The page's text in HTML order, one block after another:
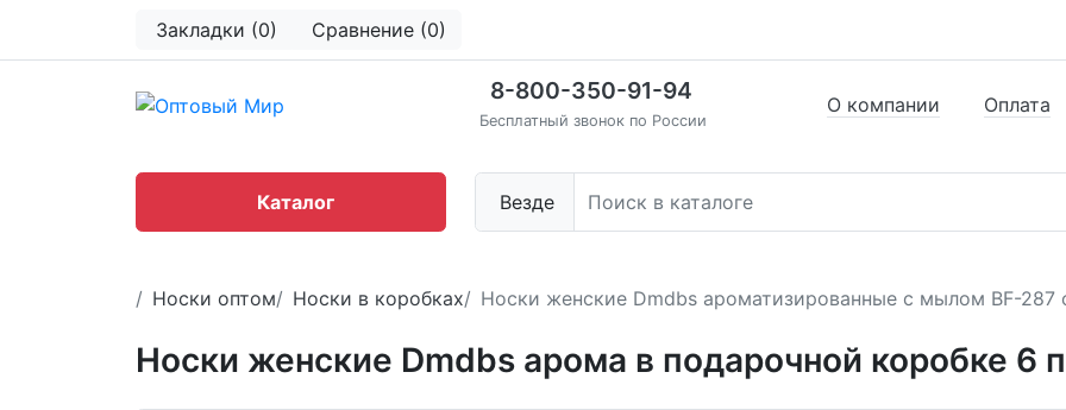
Закладки (0) Сравнение (0)
8-800-350-91-94
Бесплатный звонок по России
Везде
О компании Оплата
Каталог
Носки оптом Носки в коробках Носки женские Dmdbs ароматизированные с мылом BF-287
Носки женские Dmdbs арома в подарочной коробке 6